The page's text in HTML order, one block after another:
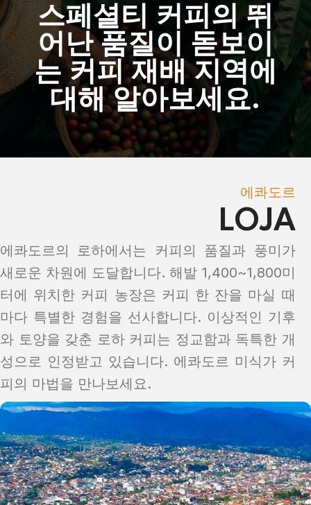
스페셜티 커피의 뛰
어난 품질이 돋보이
는 커피 재배 지역에
대해 알아보세요.
에콰도르
LOJA
에콰도르의 로하에서는 커피의 품질과 풍미가
새로운 차원에 도달합니다. 해발 1,400~1,800미
터에 위치한 커피 농장은 커피 한 잔을 마실 때
마다 특별한 경험을 선사합니다. 이상적인 기후
와 토양을 갖춘 로하 커피는 정교함과 독특한 개
성으로 인정받고 있습니다. 에콰도르 미식가 커
피의 마법을 만나보세요.